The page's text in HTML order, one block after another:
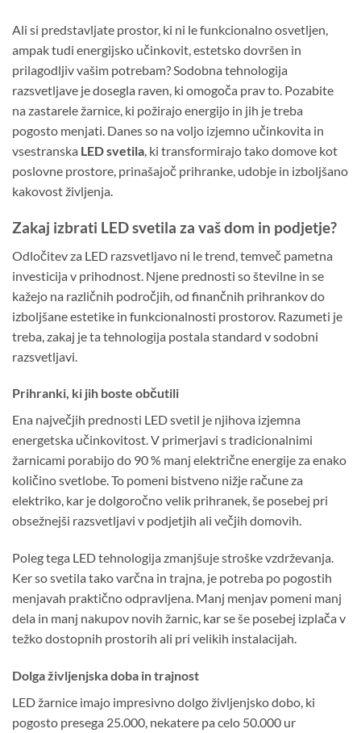
Ali si predstavljate prostor, ki ni le funkcionalno osvetljen,
ampak tudi energijsko učinkovit, estetsko dovršen in
prilagodljiv vašim potrebam? Sodobna tehnologija
razsvetljave je dosegla raven, ki omogoča prav to. Pozabite
na zastarele žarnice, ki požirajo energijo in jih je treba
pogosto menjati. Danes so na voljo izjemno učinkovita in
vsestranska LED svetila, ki transformirajo tako domove kot
poslovne prostore, prinašajoč prihranke, udobje in izboljšano
kakovost življenja.
Zakaj izbrati LED svetila za vaš dom in podjetje?
Odločitev za LED razsvetljavo ni le trend, temveč pametna
investicija v prihodnost. Njene prednosti so številne in se
kažejo na različnih področjih, od finančnih prihrankov do
izboljšane estetike in funkcionalnosti prostorov. Razumeti je
treba, zakaj je ta tehnologija postala standard v sodobni
razsvetljavi.
Prihranki, ki jih boste občutili
Ena največjih prednosti LED svetil je njihova izjemna
energetska učinkovitost. V primerjavi s tradicionalnimi
žarnicami porabijo do 90 % manj električne energije za enako
količino svetlobe. To pomeni bistveno nižje račune za
elektriko, kar je dolgoročno velik prihranek, še posebej pri
obsežnejši razsvetljavi v podjetjih ali večjih domovih.
Poleg tega LED tehnologija zmanjšuje stroške vzdrževanja.
Ker so svetila tako varčna in trajna, je potreba po pogostih
menjavah praktično odpravljena. Manj menjav pomeni manj
dela in manj nakupov novih žarnic, kar se še posebej izplača v
težko dostopnih prostorih ali pri velikih instalacijah.
Dolga življenjska doba in trajnost
LED žarnice imajo impresivno dolgo življenjsko dobo, ki
pogosto presega 25.000, nekatere pa celo 50.000 ur